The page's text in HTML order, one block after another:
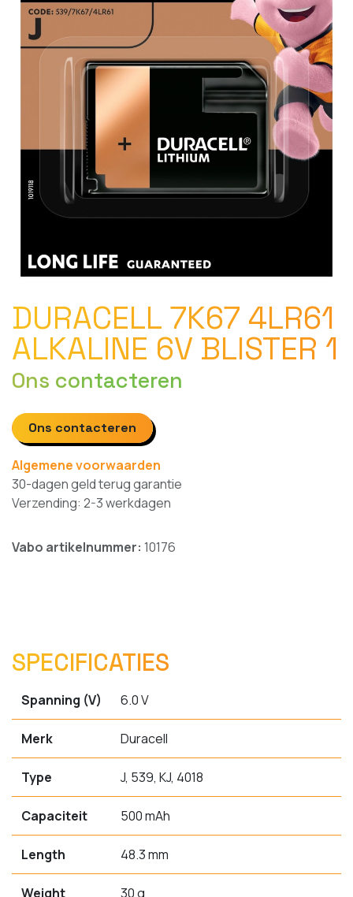
DURACELL 7K67 4LR61
ALKALINE 6V BLISTER 1
Ons contacteren
Ons contacteren
Algemene voorwaarden
30-dagen geld terug garantie
Verzending: 2-3 werkdagen
Vabo artikelnummer: 10176
SPECIFICATIES
Spanning (V) 6.0 V
Merk Duracell
Type J, 539, KJ, 4018
Capaciteit 500 mAh
Length 48.3 mm
Weight 30 g